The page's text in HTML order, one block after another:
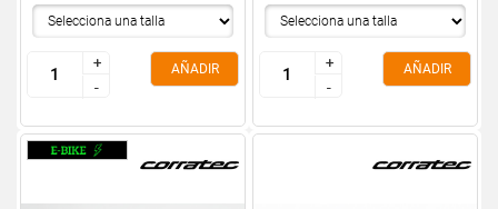
+
-
+
-
AÑADIR
+
-
+
-
AÑADIR